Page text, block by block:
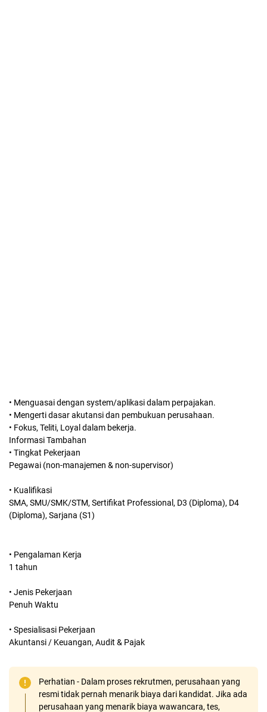
• Menguasai dengan system/aplikasi dalam perpajakan.
• Mengerti dasar akutansi dan pembukuan perusahaan.
• Fokus, Teliti, Loyal dalam bekerja.
Informasi Tambahan
• Tingkat Pekerjaan
Pegawai (non-manajemen & non-supervisor)
• Kualifikasi
SMA, SMU/SMK/STM, Sertifikat Professional, D3 (Diploma), D4
(Diploma), Sarjana (S1)
• Pengalaman Kerja
1 tahun
• Jenis Pekerjaan
Penuh Waktu
• Spesialisasi Pekerjaan
Akuntansi / Keuangan, Audit & Pajak
Perhatian - Dalam proses rekrutmen, perusahaan yang
resmi tidak pernah menarik biaya dari kandidat. Jika ada
perusahaan yang menarik biaya wawancara, tes,